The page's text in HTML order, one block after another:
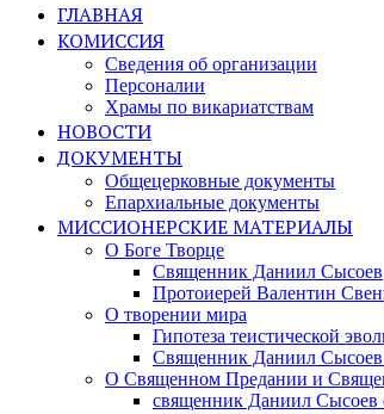
ГЛАВНАЯ
КОМИССИЯ
Сведения об организации
Персоналии
Храмы по викариатствам
НОВОСТИ
ДОКУМЕНТЫ
Общецерковные документы
Епархиальные документы
МИССИОНЕРСКИЕ МАТЕРИАЛЫ
О Боге Творце
Священник Даниил Сысоев
Протоиерей Валентин
О творении мира
Гипотеза теистической
Священник Даниил
О Священном Предании и
священник Даниил Сысоев